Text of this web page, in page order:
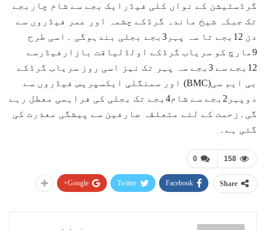
گرڈسٹیشن کے نواں کلی فیڈرایک بجے سے شام چاربجے
تک جبکہ شیخ ماندہ گرڈکے چشمہ اور عمر فیڈروں سے
دن 12بجے تا سہ پہر3بجے بجلی بندہوگی ۔اسی طرح
9مارچ کو سریاب گرڈکے اولڈلیاقت بازارفیڈرسے
12بجے سے 3بجے سہ پہر تک نیز اسی روز سریاب گرڈکے
بی ایم سی(BMC) اور سمنگلی ایکسپریس فیڈروں سے
دوپہر2بجے سے شام4بجے تک بجلی کی فراہمی معطل رہے
گی۔زحمت کے لئے متعلقہ صارفین سے پیشگی معذرت کی
گئی ہے۔
0 158
Share
Facebook
Twitter
Google+